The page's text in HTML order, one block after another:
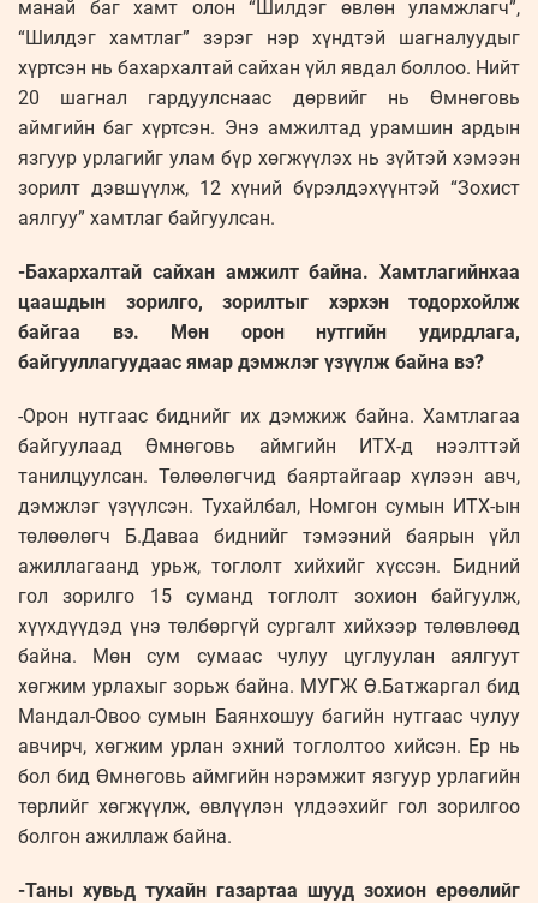
манай баг хамт олон “Шилдэг өвлөн уламжлагч”,
“Шилдэг хамтлаг” зэрэг нэр хүндтэй шагналуудыг
хүртсэн нь бахархалтай сайхан үйл явдал боллоо. Нийт
20 шагнал гардуулснаас дөрвийг нь Өмнөговь
аймгийн баг хүртсэн. Энэ амжилтад урамшин ардын
язгуур урлагийг улам бүр хөгжүүлэх нь зүйтэй хэмээн
зорилт дэвшүүлж, 12 хүний бүрэлдэхүүнтэй “Зохист
аялгуу” хамтлаг байгуулсан.
-Бахархалтай сайхан амжилт байна. Хамтлагийнхаа
цаашдын зорилго, зорилтыг хэрхэн тодорхойлж
байгаа вэ. Мөн орон нутгийн удирдлага,
байгууллагуудаас ямар дэмжлэг үзүүлж байна вэ?
-Орон нутгаас биднийг их дэмжиж байна. Хамтлагаа
байгуулаад Өмнөговь аймгийн ИТХ-д нээлттэй
танилцуулсан. Төлөөлөгчид баяртайгаар хүлээн авч,
дэмжлэг үзүүлсэн. Тухайлбал, Номгон сумын ИТХ-ын
төлөөлөгч Б.Даваа биднийг тэмээний баярын үйл
ажиллагаанд урьж, тоглолт хийхийг хүссэн. Бидний
гол зорилго 15 суманд тоглолт зохион байгуулж,
хүүхдүүдэд үнэ төлбөргүй сургалт хийхээр төлөвлөөд
байна. Мөн сум сумаас чулуу цуглуулан аялгуут
хөгжим урлахыг зорьж байна. МУГЖ Ө.Батжаргал бид
Мандал-Овоо сумын Баянхошуу багийн нутгаас чулуу
авчирч, хөгжим урлан эхний тоглолтоо хийсэн. Ер нь
бол бид Өмнөговь аймгийн нэрэмжит язгуур урлагийн
төрлийг хөгжүүлж, өвлүүлэн үлдээхийг гол зорилгоо
болгон ажиллаж байна.
-Таны хувьд тухайн газартаа шууд зохион ерөөлийг